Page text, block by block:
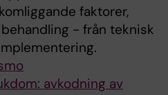
faktorer,
- från teknisk
avkodning av